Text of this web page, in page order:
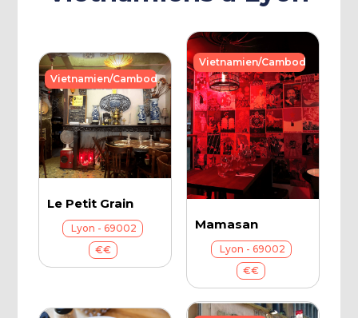
Le Petit Grain
Lyon - 69002
€€
Vietnamien/Cambodgien
Mamasan
Lyon - 69002
€€
Vietnamien/Cambodgien